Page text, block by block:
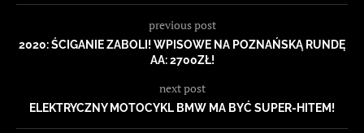
previous post
2020: ŚCIGANIE ZABOLI! WPISOWE NA POZNAŃSKĄ RUNDĘ
AA: 2700ZŁ!
next post
ELEKTRYCZNY MOTOCYKL BMW MA BYĆ SUPER-HITEM!